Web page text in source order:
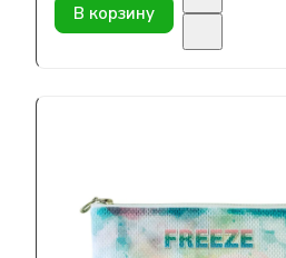
В корзину